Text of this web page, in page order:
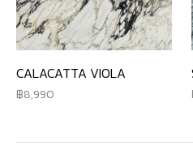
CALACATTA VIOLA
8,990